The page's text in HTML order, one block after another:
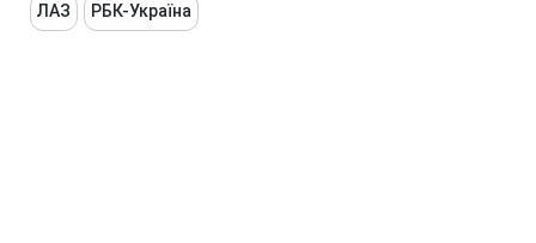
ЛАЗ РБК-Україна